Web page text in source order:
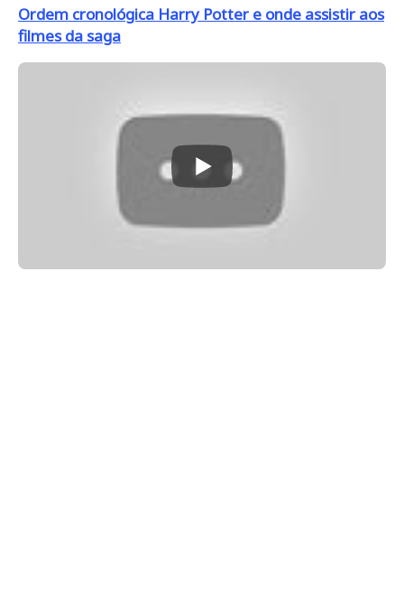
Ordem cronológica Harry Potter e onde assistir aos
filmes da saga